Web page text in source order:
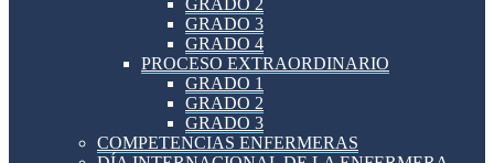
GRADO 3
GRADO 4
PROCESO EXTRAORDINARIO
GRADO 1
GRADO 2
GRADO 3
COMPETENCIAS ENFERMERAS